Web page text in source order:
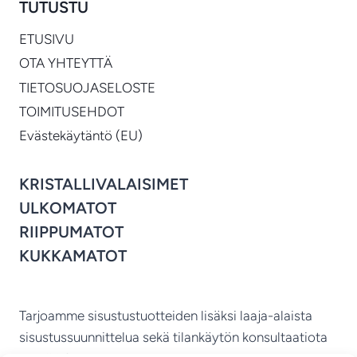
TUTUSTU
ETUSIVU
OTA YHTEYTTÄ
TIETOSUOJASELOSTE
TOIMITUSEHDOT
Evästekäytäntö (EU)
KRISTALLIVALAISIMET
ULKOMATOT
RIIPPUMATOT
KUKKAMATOT
Tarjoamme sisustustuotteiden lisäksi laaja-alaista
sisustussuunnittelua sekä tilankäytön konsultaatiota